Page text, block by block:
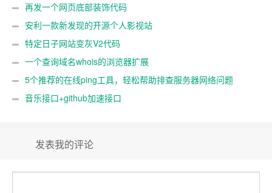
再发一个网页底部装饰代码
安利一款新发现的开源个人影视站
特定日子网站变灰V2代码
一个查询域名whois的浏览器扩展
5个推荐的在线ping工具，轻松帮助排查服务器网络问题
音乐接口+github加速接口
发表我的评论